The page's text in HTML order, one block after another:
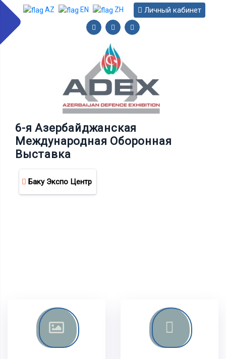
AZ EN ZH Личный кабинет
6-я Азербайджанская
Международная Оборонная
Выставка
Баку Экспо Центр